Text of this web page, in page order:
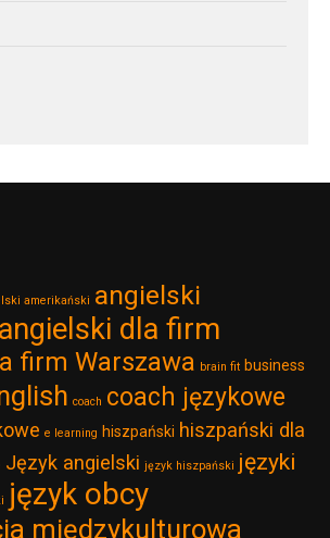
amerikański angielski
angielski dla firm
firm Warszawa brain fit business
coach coach językowe
e learning hiszpański hiszpański dla
Język angielski język hiszpański języki
język obcy
międzykulturowa